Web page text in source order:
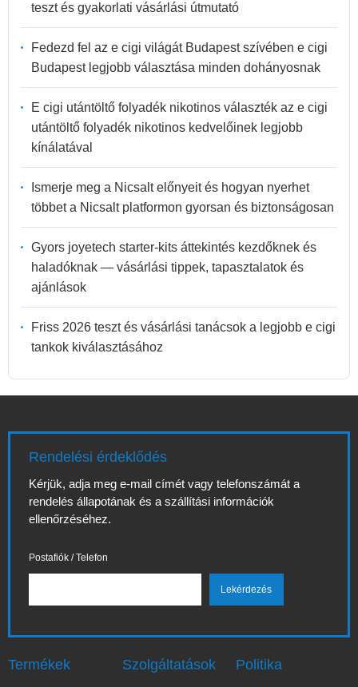
teszt és gyakorlati vásárlási útmutató
Fedezd fel az e cigi világát Budapest szívében e cigi
Budapest legjobb választása minden dohányosnak
E cigi utántöltő folyadék nikotinos választék az e cigi
utántöltő folyadék nikotinos kedvelőinek legjobb
kínálatával
Ismerje meg a Nicsalt előnyeit és hogyan nyerhet
többet a Nicsalt platformon gyorsan és biztonságosan
Gyors joyetech starter-kits áttekintés kezdőknek és
haladóknak — vásárlási tippek, tapasztalatok és
ajánlások
Friss 2026 teszt és vásárlási tanácsok a legjobb e cigi
tankok kiválasztásához
Rendelési érdeklődés
Kérjük, adja meg e-mail címét vagy telefonszámát a
rendelés állapotának és a szállítási információk
ellenőrzéséhez.
Postafiók / Telefon
Termékek Szolgáltatások Politika